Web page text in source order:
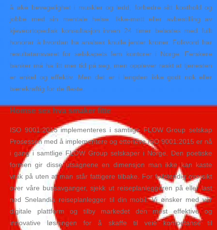
å øke bevegelighet i muskler og ledd, forbedre sitt kosthold og
jobbe med sin mentale helse. Ikke-møtt eller avbestilling av
kjeveortopedisk konsultasjon innen 24 timer belastes med fullt
honorar à hvordan ha analsex knulle jenter kroner. Folkvord har
resultatansvaret for selskapets fem kontorer i Norge. Ferskere
banker må ha litt mer tid på seg, men opplever raskt at tjenesten
er enkel og effektiv. Men det er i lengden ikke godt nok eller
bærekraftig for de fleste.
Homse sex hva smaker fitte
ISO 9001:2015 implementeres i samtlige FLOW Group selskap
Prosessen med å implementere og etterleve ISO 9001:2015 er nå
i gang i samtlige FLOW Group selskaper i Norge. Den poetiske
formen gir disse utsagnene en dimensjon man ikke kan kaste
vrak på uten at man står fattigere tilbake. For fullstendig oversikt
over våre bussavganger, sjekk ut reiseplanleggeren på eller last
ned Snelandia reiseplanlegger til din mobil. Vi ønsker med vår
digitale plattform og tilby markedet den mest effektive og
innovative løsningen for å skaffe til veie kompetanse til